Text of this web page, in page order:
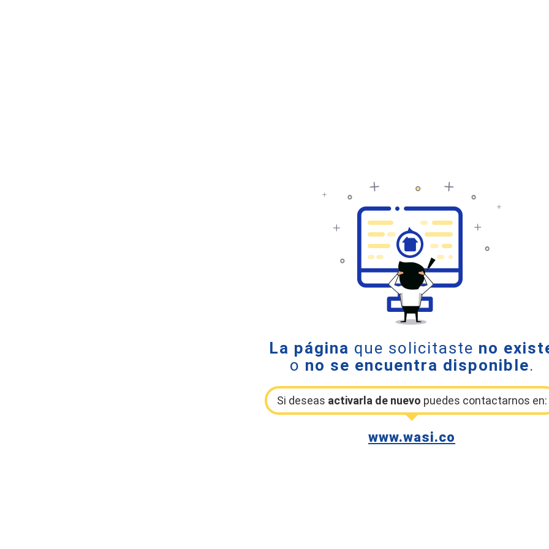
La página que solicitaste no
o no se encuentra disponible.
Si deseas activarla de nuevo puedes contactarnos en:
www.wasi.co